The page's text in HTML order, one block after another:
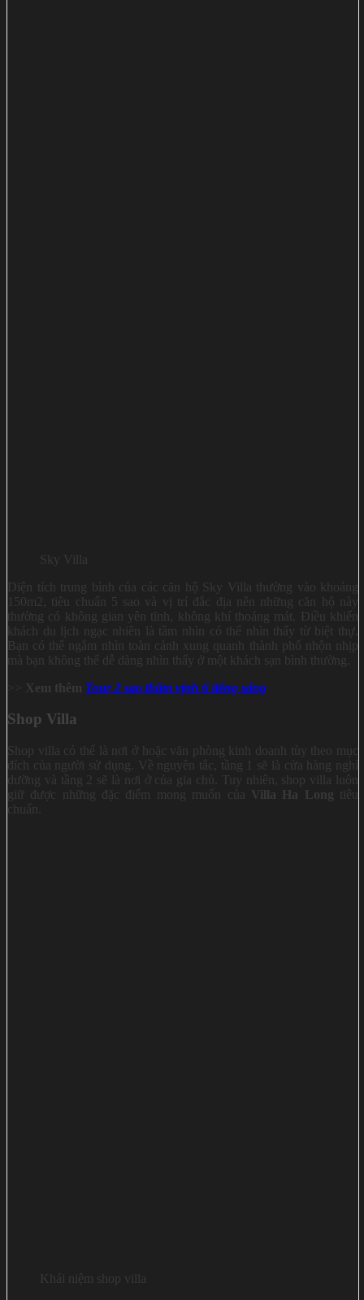
Sky Villa
Diện tích trung bình của các căn hộ Sky Villa thường vào khoảng
150m2, tiêu chuẩn 5 sao và vị trí đắc địa nên những căn hộ này
thường có không gian yên tĩnh, không khí thoáng mát. Điều khiến
khách du lịch ngạc nhiên là tầm nhìn có thể nhìn thấy từ biệt thự.
Bạn có thể ngắm nhìn toàn cảnh xung quanh thành phố nhộn nhịp
mà bạn không thể dễ dàng nhìn thấy ở một khách sạn bình thường.
Xem thêm Tour 2 sao thăm vịnh 6 tiếng sáng
Shop Villa
Shop villa có thể là nơi ở hoặc văn phòng kinh doanh tùy theo mục
đích của người sử dụng. Về nguyên tắc, tầng 1 sẽ là cửa hàng nghỉ
dưỡng và tầng 2 sẽ là nơi ở của gia chủ. Tuy nhiên, shop villa luôn
giữ được những đặc điểm mong muốn của Villa Ha Long tiêu
chuẩn.
Khái niệm shop villa